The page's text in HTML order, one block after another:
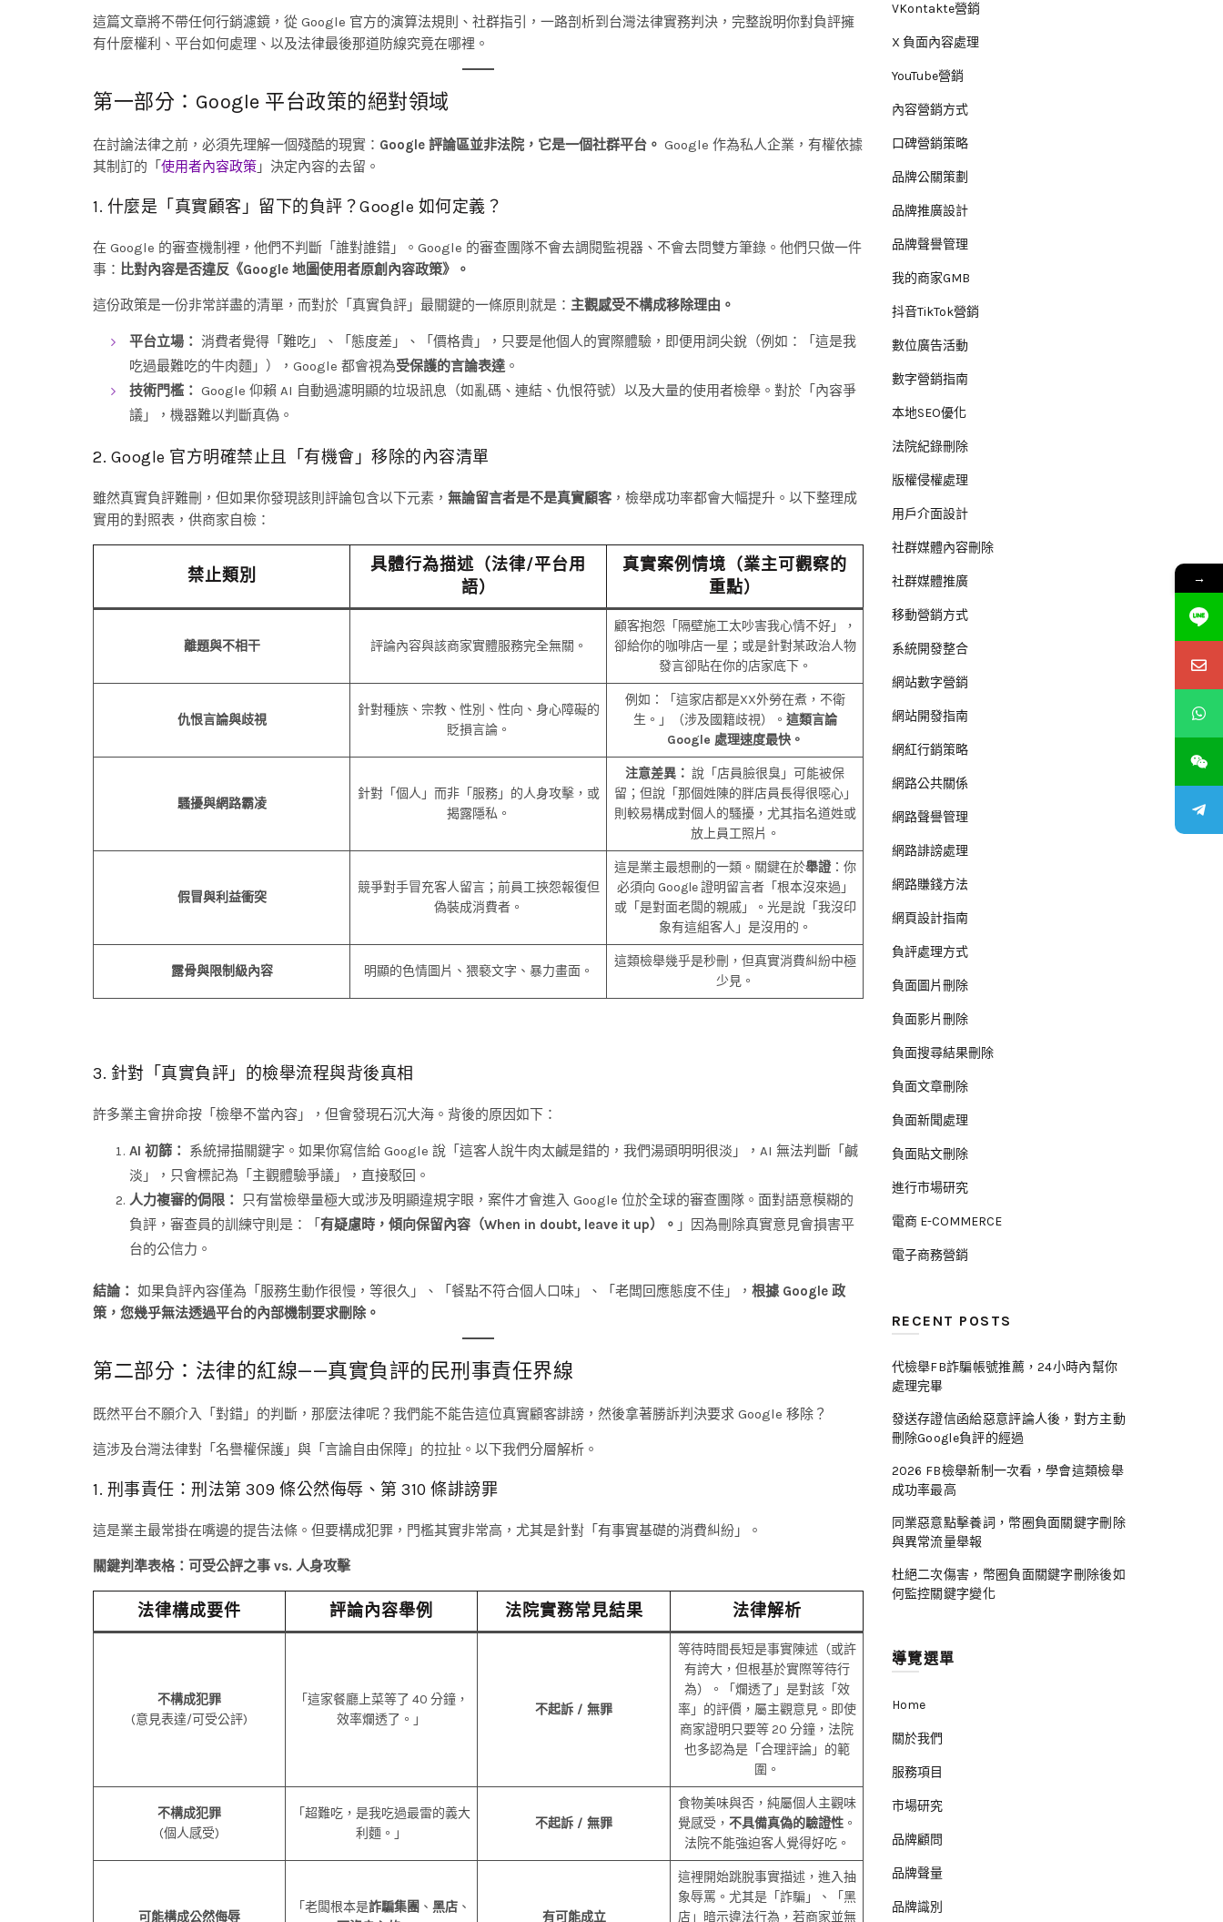
這篇文章將不帶任何行銷濾鏡，從 Google 官方的演算法規則、社群指引，一路剖析到台灣法律實務判決，完整說明你對負評擁
有什麼權利、平台如何處理、以及法律最後那道防線究竟在哪裡。
第一部分：Google 平台政策的絕對領域
在討論法律之前，必須先理解一個殘酷的現實： Google 評論區並非法院，它是一個社群平台。 Google 作為私人企業，有權依據
其制訂的「 使用者內容政策 」決定內容的去留。
1. 什麼是「真實顧客」留下的負評？Google 如何定義？
在 Google 的審查機制裡，他們不判斷「誰對誰錯」。Google 的審查團隊不會去調閱監視器、不會去問雙方筆錄。他們只做一件
事： 比對內容是否違反《Google 地圖使用者原創內容政策》。
這份政策是一份非常詳盡的清單，而對於「真實負評」最關鍵的一條原則就是： 主觀感受不構成移除理由。
平台立場： 消費者覺得「難吃」、「態度差」、「價格貴」，只要是他個人的實際體驗，即便用詞尖銳（例如：「這是我
吃過最難吃的牛肉麵」），Google 都會視為受保護的言論表達 。
技術門檻： Google 仰賴 AI 自動過濾明顯的垃圾訊息（如亂碼、連結、仇恨符號）以及大量的使用者檢舉。對於「內容爭
議」，機器難以判斷真偽。
2. Google 官方明確禁止且「有機會」移除的內容清單
雖然真實負評難刪，但如果你發現該則評論包含以下元素， 無論留言者是不是真實顧客 ，檢舉成功率都會大幅提升。以下整理成
實用的對照表，供商家自檢：
禁止類別
具體行為描述（法律/平台用
語）
真實案例情境（業主可觀察的
重點）
離題與不相干 評論內容與該商家實體服務完全無關。
顧客抱怨「隔壁施工太吵害我心情不好」，
卻給你的咖啡店一星；或是針對某政治人物
發言卻貼在你的店家底下。
仇恨言論與歧視
針對種族、宗教、性別、性向、身心障礙的
貶損言論。
例如：「這家店都是XX外勞在煮，不衛
生。」（涉及國籍歧視）。 這類言論
Google 處理速度最快。
騷擾與網路霸凌
針對「個人」而非「服務」的人身攻擊，或
揭露隱私。
注意差異： 說「店員臉很臭」可能被保
留；但說「那個姓陳的胖店員長得很噁心」
則較易構成對個人的騷擾，尤其指名道姓或
放上員工照片。
假冒與利益衝突
競爭對手冒充客人留言；前員工挾怨報復但
偽裝成消費者。
這是業主最想刪的一類。關鍵在於舉證：你
必須向 Google 證明留言者「根本沒來過」
或「是對面老闆的親戚」。光是說「我沒印
象有這組客人」是沒用的。
露骨與限制級內容 明顯的色情圖片、猥褻文字、暴力畫面。
這類檢舉幾乎是秒刪，但真實消費糾紛中極
少見。
3. 針對「真實負評」的檢舉流程與背後真相
許多業主會拚命按「檢舉不當內容」，但會發現石沉大海。背後的原因如下：
AI 初篩： 系統掃描關鍵字。如果你寫信給 Google 說「這客人說牛肉太鹹是錯的，我們湯頭明明很淡」，AI 無法判斷「鹹
淡」，只會標記為「主觀體驗爭議」，直接駁回。
人力複審的侷限：
只有當檢舉量極大或涉及明顯違規字眼，案件才會進入 Google 位於全球的審查團隊。面對語意模糊的
負評，審查員的訓練守則是：「 有疑慮時，傾向保留內容（When in doubt, leave it up）。 」因為刪除真實意見會損害平
台的公信力。
結論： 如果負評內容僅為「服務生動作很慢，等很久」、「餐點不符合個人口味」、「老闆回應態度不佳」， 根據 Google 政
策，您幾乎無法透過平台的內部機制要求刪除。
第二部分：法律的紅線——真實負評的民刑事責任界線
既然平台不願介入「對錯」的判斷，那麼法律呢？我們能不能告這位真實顧客誹謗，然後拿著勝訴判決要求 Google 移除？
這涉及台灣法律對「名譽權保護」與「言論自由保障」的拉扯。以下我們分層解析。
1. 刑事責任：刑法第 309 條公然侮辱、第 310 條誹謗罪
這是業主最常掛在嘴邊的提告法條。但要構成犯罪，門檻其實非常高，尤其是針對「有事實基礎的消費糾紛」。
關鍵判準表格：可受公評之事 vs. 人身攻擊
法律構成要件 評論內容舉例 法院實務常見結果 法律解析
不構成犯罪
(意見表達/可受公評)
「這家餐廳上菜等了 40 分鐘，
效率爛透了。」
不起訴 / 無罪
等待時間長短是事實陳述（或許
有誇大，但根基於實際等待行
為）。「爛透了」是對該「效
率」的評價，屬主觀意見。即使
商家證明只要等 20 分鐘，法院
也多認為是「合理評論」的範
圍。
不構成犯罪
(個人感受)
「超難吃，是我吃過最雷的義大
利麵。」
不起訴 / 無罪
食物美味與否，純屬個人主觀味
覺感受， 不具備真偽的驗證性。
法院不能強迫客人覺得好吃。
可能構成公然侮辱
「老闆根本是詐騙集團 、 黑店 、
有可能成立
這裡開始跳脫事實描述，進入抽
象辱罵。尤其是「詐騙」、「黑
店」暗示違法行為，若商家並無
VKontakte營銷
X 負面內容處理
YouTube營銷
內容營銷方式
口碑營銷策略
品牌公關策劃
品牌推廣設計
品牌聲譽管理
我的商家GMB
抖音TikTok營銷
數位廣告活動
數字營銷指南
本地SEO優化
法院紀錄刪除
版權侵權處理
用戶介面設計
社群媒體內容刪除
社群媒體推廣
移動營銷方式
系統開發整合
網站數字營銷
網站開發指南
網紅行銷策略
網路公共關係
網路聲譽管理
網路誹謗處理
網路賺錢方法
網頁設計指南
負評處理方式
負面圖片刪除
負面影片刪除
負面搜尋結果刪除
負面文章刪除
負面新聞處理
負面貼文刪除
進行市場研究
電商 E-COMMERCE
電子商務營銷
RECENT POSTS
代檢舉FB詐騙帳號推薦，24小時內幫你
處理完畢
發送存證信函給惡意評論人後，對方主動
刪除Google負評的經過
2026 FB檢舉新制一次看，學會這類檢舉
成功率最高
同業惡意點擊養詞，幣圈負面關鍵字刪除
與異常流量舉報
杜絕二次傷害，幣圈負面關鍵字刪除後如
何監控關鍵字變化
導覽選單
Home
關於我們
服務項目
市場研究
品牌顧問
品牌聲量
品牌識別
→